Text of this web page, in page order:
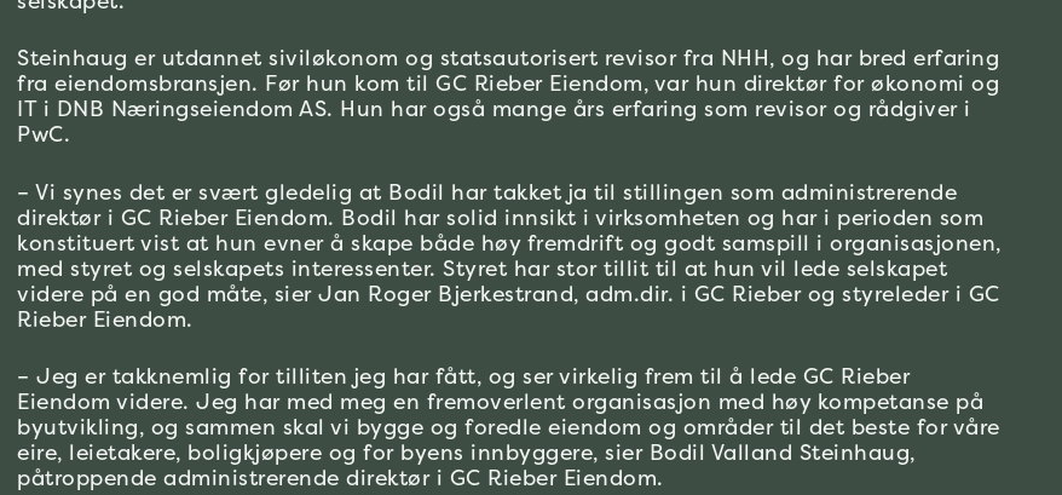
Steinhaug er utdannet siviløkonom og statsautorisert revisor fra NHH, og har bred erfaring
fra eiendomsbransjen. Før hun kom til GC Rieber Eiendom, var hun direktør for økonomi og
IT i DNB Næringseiendom AS. Hun har også mange års erfaring som revisor og rådgiver i
PwC.
– Vi synes det er svært gledelig at Bodil har takket ja til stillingen som administrerende
direktør i GC Rieber Eiendom. Bodil har solid innsikt i virksomheten og har i perioden som
konstituert vist at hun evner å skape både høy fremdrift og godt samspill i organisasjonen,
med styret og selskapets interessenter. Styret har stor tillit til at hun vil lede selskapet
videre på en god måte, sier Jan Roger Bjerkestrand, adm.dir. i GC Rieber og styreleder i GC
Rieber Eiendom.
– Jeg er takknemlig for tilliten jeg har fått, og ser virkelig frem til å lede GC Rieber
Eiendom videre. Jeg har med meg en fremoverlent organisasjon med høy kompetanse på
byutvikling, og sammen skal vi bygge og foredle eiendom og områder til det beste for våre
eire, leietakere, boligkjøpere og for byens innbyggere, sier Bodil Valland Steinhaug,
påtroppende administrerende direktør i GC Rieber Eiendom.